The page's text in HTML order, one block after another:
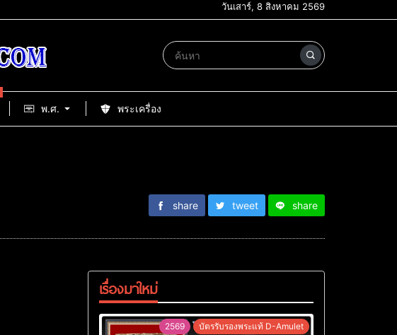
วันเสาร์, 8 สิงหาคม 2569
พ.ศ. พระเครื่อง
share tweet share
เรื่องมาใหม่
2569 บัตรรับรองพระแท้ D-Amulet